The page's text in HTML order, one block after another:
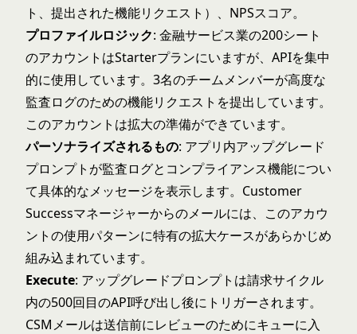
ト、提出された機能リクエスト）、NPSスコア。
プロファイルロジック: 金融サービス業の200シート
のアカウントはStarterプランにいますが、APIを集中
的に使用しています。3名のチームメンバーが高度な
監査ログのための機能リクエストを提出しています。
このアカウントは拡大の準備ができています。
パーソナライズされるもの: アプリ内アップグレード
プロンプトが監査ログとコンプライアンス機能につい
て具体的なメッセージを表示します。Customer
Successマネージャーからのメールには、このアカウ
ントの使用パターンに特有の拡大ケースがあらかじめ
組み込まれています。
Execute: アップグレードプロンプトは請求サイクル
内の500回目のAPI呼び出し後にトリガーされます。
CSMメールは送信前にレビューのためにキューに入